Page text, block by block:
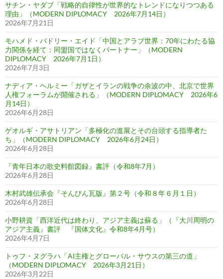
サチン・ヤダブ「戦略的自律性が世界的なトレンドになりつつある
理由」（MODERN DIPLOMACY 2026年7月14日）
2026年7月21日
モハメド・バドリー・エイド「中国とアラブ世界：70年にわたる協
力関係を経て：同盟国ではなくパートナー」（MODERN
DIPLOMACY 2026年7月1日）
2026年7月3日
ナディア・ヘルミー「ガザとイランの戦争の余波の中、北京で世界
人権フォーラムが開催される」（MODERN DIPLOMACY 2026年6
月14日）
2026年6月28日
ゲオルギ・アサトリアン「多極化の進展とその台頭する指導者た
ち」（MODERN DIPLOMACY 2026年6月24日）
2026年6月28日
『青年日本の歌史料館図録』書評（令和8年7月）
2026年6月28日
木村武雄伝承会『そんぴん瓦版』第２号（令和８年６月１日）
2026年6月28日
小野耕資「西洋近代は終わり、アジア主義は蘇る」（『大川周明の
アジア主義』書評 『国体文化』令和8年4月号）
2026年4月7日
トゥフ・ヌグラハ「AI主権とグローバル・サウスの第三の道」
（MODERN DIPLOMACY 2026年3月21日）
2026年3月22日